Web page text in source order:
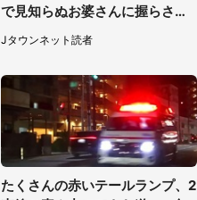
で見知らぬお婆さんに握らされ
たもの（山口県・30代女性）
Jタウンネット読者
たくさんの赤いテールランプ、2